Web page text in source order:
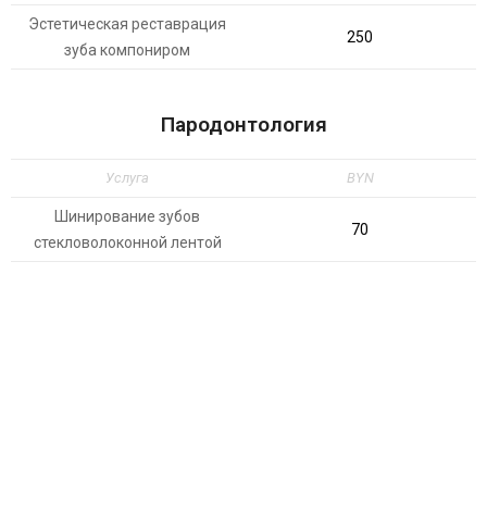
Эстетическая реставрация
зуба компониром
250
Пародонтология
Услуга BYN
Шинирование зубов
стекловолоконной лентой
70